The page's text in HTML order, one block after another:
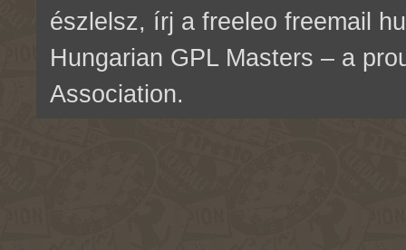
észlelsz, írj a freeleo freemail
Hungarian GPL Masters – a
Association.